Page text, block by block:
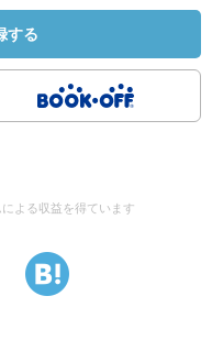
する
よる収益を得ています